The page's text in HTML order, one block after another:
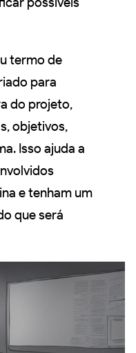
termo de
para
do projeto,
objetivos,
Isso ajuda a
e tenham um
que será